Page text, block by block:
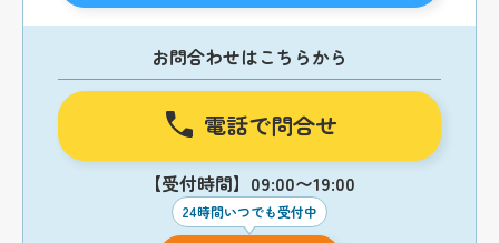
お問合わせはこちらから
電話で問合せ
【受付時間】09:00〜19:00
24時間いつでも受付中